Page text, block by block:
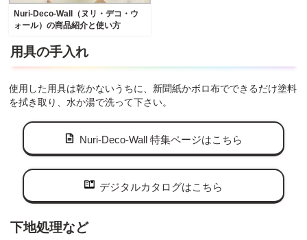
Nuri-Deco-Wall（ヌリ・デコ・ウ
ォール）の商品紹介と使い方
用具の手入れ
使用した用具は乾かないうちに、新聞紙かボロ布でできるだけ塗料
を拭き取り、水か湯で洗って下さい。
Nuri-Deco-Wall 特集ページはこちら
デジタルカタログはこちら
下地処理など